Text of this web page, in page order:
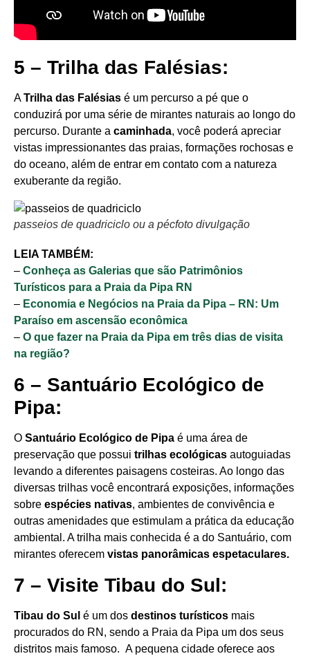
5 – Trilha das Falésias:
ATrilha das Falésias é um percurso a pé que o
conduzirá por uma série de mirantes naturais ao longo do
percurso. Durante a caminhada, você poderá apreciar
vistas impressionantes das praias, formações rochosas e
do oceano, além de entrar em contato com a natureza
exuberante da região.
passeios de quadriciclo ou a pécfoto divulgação
LEIA TAMBÉM:
– Conheça as Galerias que são Patrimônios
Turísticos para a Praia da Pipa RN
– Economia e Negócios na Praia da Pipa – RN: Um
Paraíso em ascensão econômica
– O que fazer na Praia da Pipa em três dias de visita
na região?
6 – Santuário Ecológico de
Pipa:
O Santuário Ecológico de Pipa é uma área de
preservação que possui trilhas ecológicas autoguiadas
levando a diferentes paisagens costeiras. Ao longo das
diversas trilhas você encontrará exposições, informações
sobre espécies nativas, ambientes de convivência e
outras amenidades que estimulam a prática da educação
ambiental. A trilha mais conhecida é a do Santuário, com
mirantes oferecem vistas panorâmicas espetaculares.
7 – Visite Tibau do Sul:
Tibau do Sul é um dos destinos turísticos mais
procurados do RN, sendo a Praia da Pipa um dos seus
distritos mais famoso. A pequena cidade oferece aos